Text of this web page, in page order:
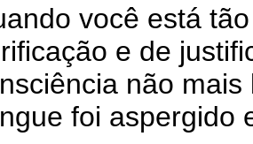
você está
e de
não
foi aspergido